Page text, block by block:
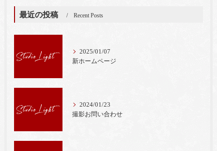
最近の投稿 Recent Posts
2025/01/07
新ホームページ
2024/01/23
撮影お問い合わせ